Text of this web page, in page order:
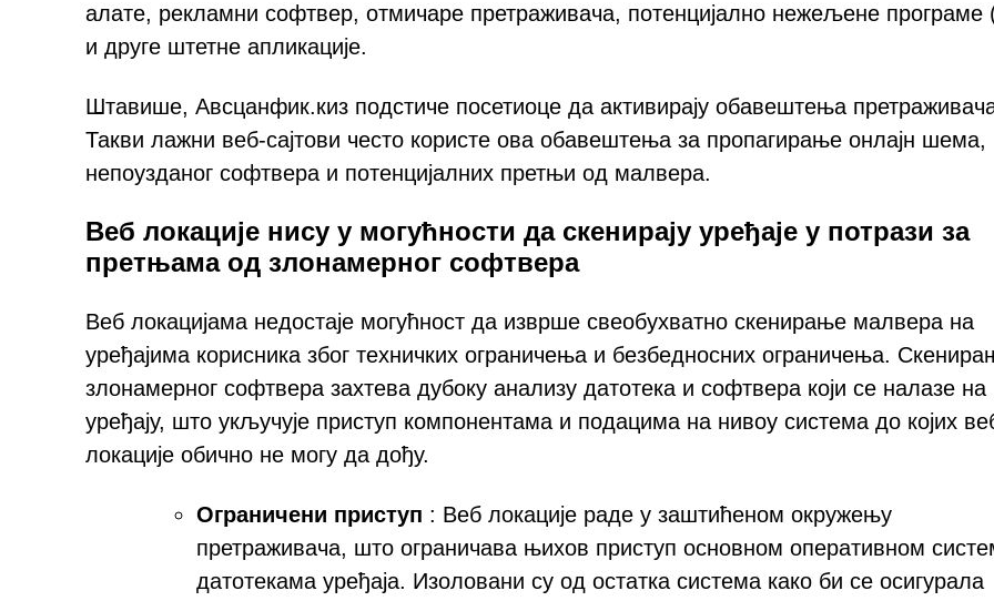
алате, рекламни софтвер, отмичаре претраживача, потенцијално нежељене
и друге штетне апликације.
Штавише, Авсцанфик.киз подстиче посетиоце да активирају обавештења
Такви лажни веб-сајтови често користе ова обавештења за пропагирање онлајн шема,
непоузданог софтвера и потенцијалних претњи од малвера.
Веб локације нису у могућности да скенирају уређаје у потрази за
претњама од злонамерног софтвера
Веб локацијама недостаје могућност да изврше свеобухватно скенирање малвера на
уређајима корисника због техничких ограничења и безбедносних ограничења.
злонамерног софтвера захтева дубоку анализу датотека и софтвера који се налазе на
уређају, што укључује приступ компонентама и подацима на нивоу система до којих
локације обично не могу да дођу.
Ограничени приступ : Веб локације раде у заштићеном окружењу
претраживача, што ограничава њихов приступ основном оперативном
датотекама уређаја. Изоловани су од остатка система како би се осигурала